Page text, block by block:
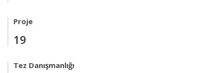
Proje
19
Tez Danışmanlığı